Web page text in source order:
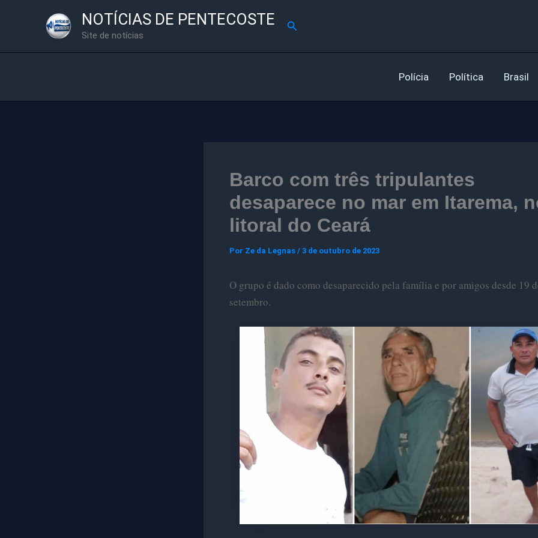
NOTÍCIAS DE PENTECOSTE
Site de notícias
Pesquisar
Polícia Política Brasil
Barco com três tripulantes
desaparece no mar em Itarema,
litoral do Ceará
Por Ze da Legnas / 3 de outubro de 2023
O grupo é dado como desaparecido pela família e por amigos desde 19
setembro.